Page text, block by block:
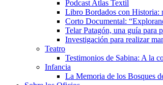
Podcast Atlas Textil
Libro Bordados con Historia:
Corto Documental:
Telar Patagón, una guía para
Investigación para realizar
Teatro
Testimonios de Sabina: A la
Infancia
La Memoria de los Bosques